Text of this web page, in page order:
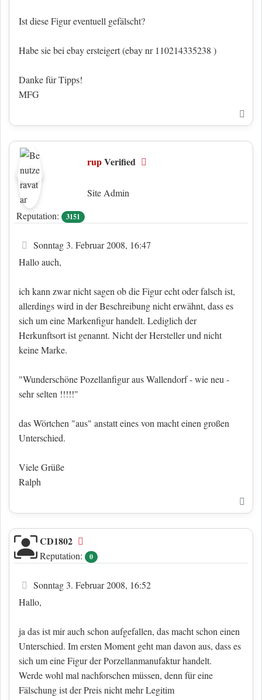
Ist diese Figur eventuell gefälscht?
Habe sie bei ebay ersteigert (ebay nr 110214335238 )
Danke für Tipps!
MFG
rupVerified
Site Admin
Reputation:
3151
Beitrag
Sonntag 3. Februar 2008, 16:47
Hallo auch,
ich kann zwar nicht sagen ob die Figur echt oder falsch ist,
allerdings wird in der Beschreibung nicht erwähnt, dass es
sich um eine Markenfigur handelt. Lediglich der
Herkunftsort ist genannt. Nicht der Hersteller und nicht
keine Marke.
"Wunderschöne Pozellanfigur aus Wallendorf - wie neu -
sehr selten !!!!!"
das Wörtchen "aus" anstatt eines von macht einen großen
Unterschied.
Viele Grüße
Ralph
CD1802
Reputation: 0
Beitrag
Sonntag 3. Februar 2008, 16:52
Hallo,
ja das ist mir auch schon aufgefallen, das macht schon einen
Unterschied. Im ersten Moment geht man davon aus, dass es
sich um eine Figur der Porzellanmanufaktur handelt.
Werde wohl mal nachforschen müssen, denn für eine
Fälschung ist der Preis nicht mehr Legitim